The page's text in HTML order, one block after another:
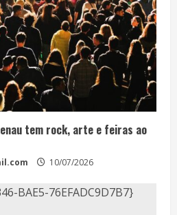
tem rock, arte e feiras ao
10/07/2026